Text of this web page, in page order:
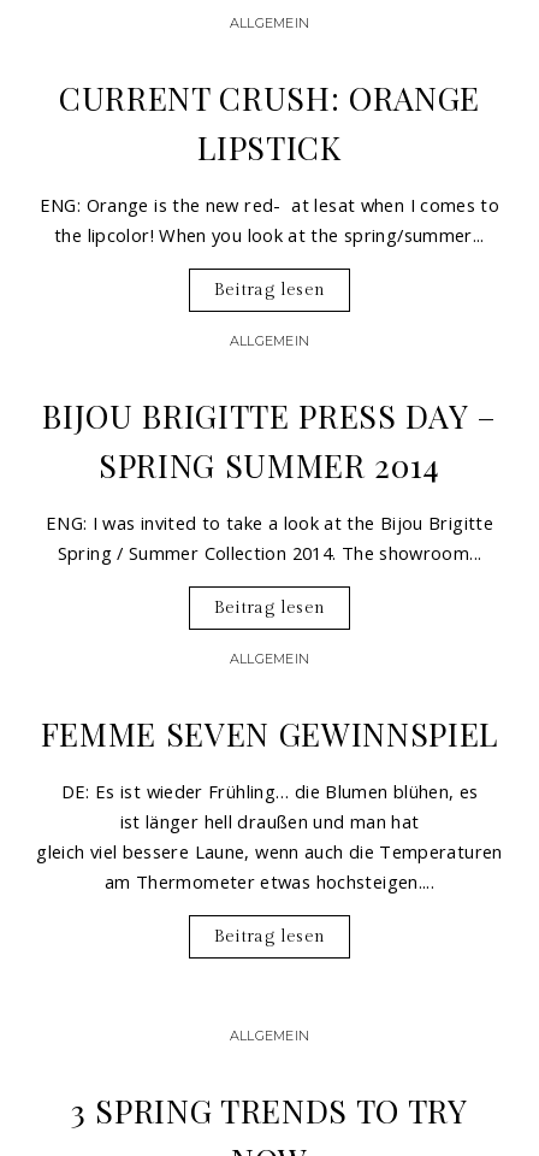
ALLGEMEIN
CURRENT CRUSH: ORANGE
LIPSTICK
ENG: Orange is the new red- at lesat when I comes to
the lipcolor! When you look at the spring/summer...
Beitrag lesen
ALLGEMEIN
BIJOU BRIGITTE PRESS DAY –
SPRING SUMMER 2014
ENG: I was invited to take a look at the Bijou Brigitte
Spring / Summer Collection 2014. The showroom...
Beitrag lesen
ALLGEMEIN
FEMME SEVEN GEWINNSPIEL
DE: Es ist wieder Frühling… die Blumen blühen, es
ist länger hell draußen und man hat
gleich viel bessere Laune, wenn auch die Temperaturen
am Thermometer etwas hochsteigen....
Beitrag lesen
ALLGEMEIN
3 SPRING TRENDS TO TRY